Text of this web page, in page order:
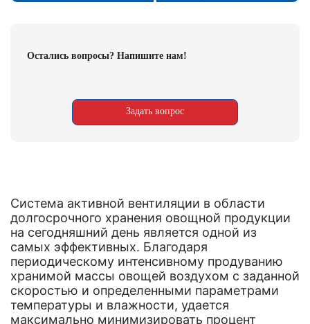
Система активной вентиляции в области
долгосрочного хранения овощной продукции
на сегодняшний день является одной из
самых эффективных. Благодаря
периодическому интенсивному продуванию
хранимой массы овощей воздухом с заданной
скоростью и определенными параметрами
температуры и влажности, удается
максимально минимизировать процент
Остались вопросы? Напишите нам!
Задать вопрос